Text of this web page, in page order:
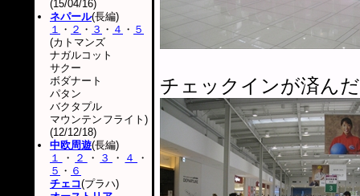
チェックインが済ん
(15/04/16)
ネパール(長編)
１ ・ ２ ・ ３ ・ ４ ・ ５
(カトマンズ
ナガルコット
サクー
ボダナート
パタン
バクタプル
マウンテンフライト)
(12/12/18)
中欧周遊(長編)
１
・ ２ ・ ３ ・ ４
・
５ ・ ６
チェコ(プラハ)